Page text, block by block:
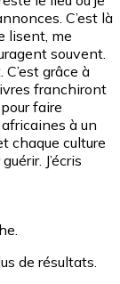
C’est là
lisent, me
souvent.
grâce à
franchiront
faire
à un
chaque culture
J’écris
de résultats.